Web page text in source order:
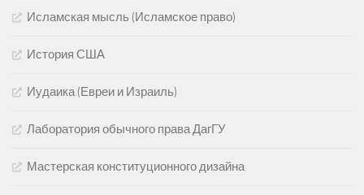
Исламская мысль (Исламское право)
История США
Иудаика (Евреи и Израиль)
Лаборатория обычного права ДагГУ
Мастерская конституционного дизайна